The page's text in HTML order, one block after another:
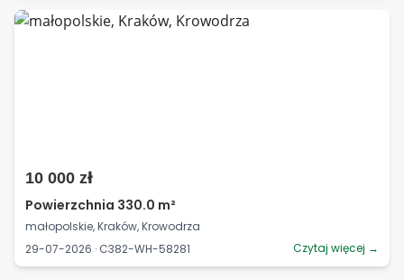
10 000 zł
Powierzchnia 330.0 m²
małopolskie, Kraków, Krowodrza
29-07-2026 · C382-WH-58281
Czytaj więcej →